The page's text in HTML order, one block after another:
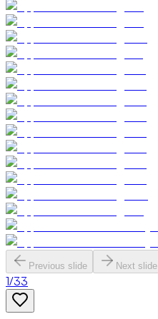
Previous slide Next slide
1/33